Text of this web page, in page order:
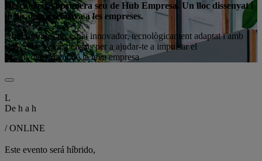
Descobreix la primera seu de Hub Empresa. Un lloc dissenyat i
dedicat en exclusiva a les empreses.
Aquí trobaràs un espai innovador, tecnològicament adaptat i amb
serveis de valor, pensats per a ajudar-te a impulsar el
desenvolupament de la teva empresa
L
De h a h
/ ONLINE
Este evento será híbrido,